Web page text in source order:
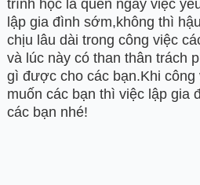
trình học là quên ngay việc
lập gia đình sớm,không thì
chịu lâu dài trong công việc
và lúc này có than thân trách
gì được cho các bạn.Khi công
muốn các bạn thì việc lập gia
các bạn nhé!